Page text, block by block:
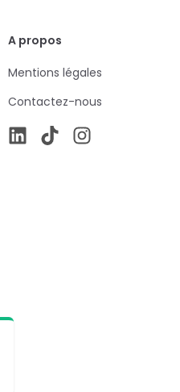
A propos
Mentions légales
Contactez-nous